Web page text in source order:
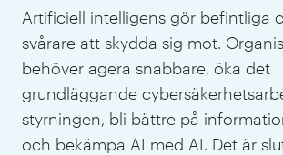
Artificiell intelligens gör befintliga
svårare att skydda sig mot.
behöver agera snabbare, öka det
grundläggande
styrningen, bli bättre på
och bekämpa AI med AI. Det är